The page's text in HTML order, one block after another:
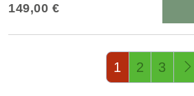
149,00 €
1 2 3